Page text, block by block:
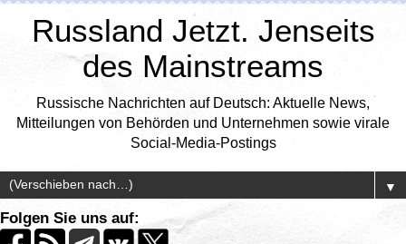
Russland Jetzt. Jenseits
des Mainstreams
Russische Nachrichten auf Deutsch: Aktuelle News,
Mitteilungen von Behörden und Unternehmen sowie virale
Social-Media-Postings
▼
Folgen Sie uns auf: